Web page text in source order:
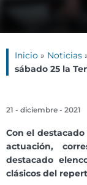
Inicio » Noticias
sábado 25 la
21 - diciembre - 2021
Con el
actuación,
destacado
clásicos del